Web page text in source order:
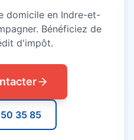
domicile en Indre-et-
Bénéficiez de
d'impôt.
35 85